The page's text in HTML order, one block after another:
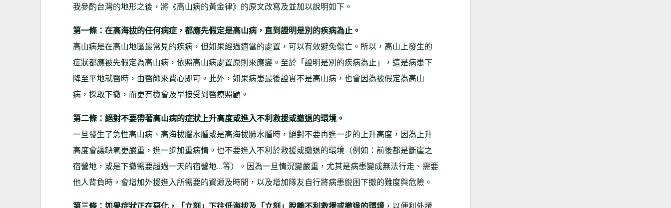
我參酌台灣的地形之後，將《高山病的黃金律》的原文改寫及並加以說明如下。
第一條：在高海拔的任何病症，都應先假定是高山病，直到證明是別的疾病為止。
高山病是在高山地區最常見的疾病，但如果經過適當的處置，可以有效避免傷亡。所以，高山上發生的
症狀都應被先假定為高山病，依照高山病處置原則來應變。至於「證明是別的疾病為止」，這是病患下
降至平地就醫時，由醫師來費心即可。此外，如果病患最後證實不是高山病，也會因為被假定為高山
病，採取下撤，而更有機會及早接受到醫療照顧。
第二條：絕對不要帶著高山病的症狀上升高度或進入不利救援或撤退的環境。
一旦發生了急性高山病、高海拔腦水腫或是高海拔肺水腫時，絕對不要再進一步的上升高度，因為上升
高度會讓缺氧更嚴重，進一步加重病情。也不要進入不利於救援或撤退的環境（例如：前後都是斷崖之
宿營地，或是下撤需要超過一天的宿營地...等）。因為一旦情況變嚴重，尤其是病患變成無法行走、需要
他人背負時。會增加外援進入所需要的資源及時間，以及增加隊友自行將病患脫困下撤的難度與危險。